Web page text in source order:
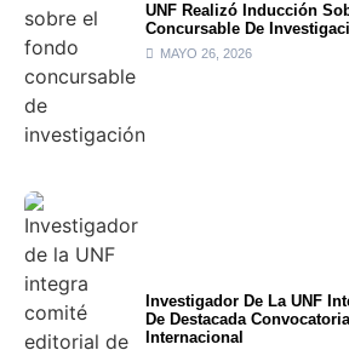
UNF Realizó Inducción
Concursable De
MAYO 26, 2026
Investigador De La UNF
De Destacada
Internacional